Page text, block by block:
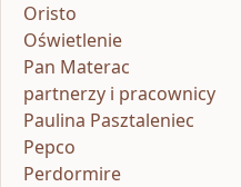
Oristo
Oświetlenie
Pan Materac
partnerzy i pracownicy
Paulina Pasztaleniec
Pepco
Perdormire